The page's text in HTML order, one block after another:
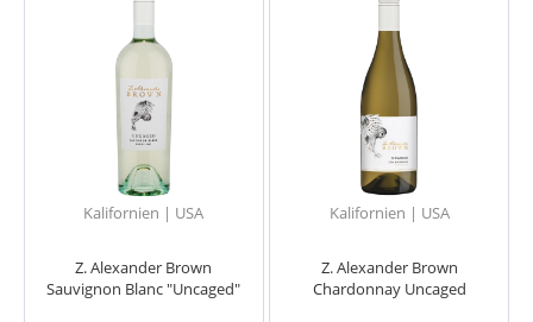
Kalifornien | USA
Z. Alexander Brown
Sauvignon Blanc "Uncaged"
Kalifornien | USA
Z. Alexander Brown
Chardonnay Uncaged